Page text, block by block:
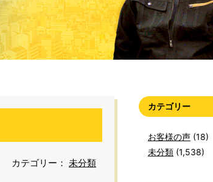
カテゴリー： 未分類
カテゴリー
お客様の声 (18)
未分類 (1,538)